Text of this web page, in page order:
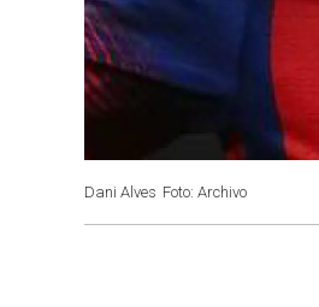
Dani Alves Foto: Archivo